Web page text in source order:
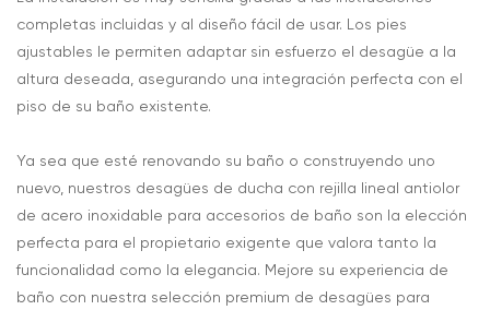
completas incluidas y al diseño fácil de usar. Los pies
ajustables le permiten adaptar sin esfuerzo el desagüe a la
altura deseada, asegurando una integración perfecta con el
piso de su baño existente.
Ya sea que esté renovando su baño o construyendo uno
nuevo, nuestros desagües de ducha con rejilla lineal antiolor
de acero inoxidable para accesorios de baño son la elección
perfecta para el propietario exigente que valora tanto la
funcionalidad como la elegancia. Mejore su experiencia de
baño con nuestra selección premium de desagües para